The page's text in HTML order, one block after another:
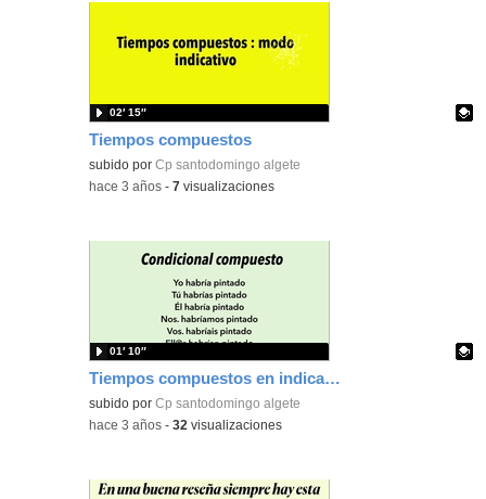
Tiempos compuestos
Contenido educativo.
subido porCp santodomingo algete
02′ 15″
-hace 3 años -7 visualizaciones
Tiempos compuestos en indicativo
Contenido educativo.
subido porCp santodomingo algete
01′ 10″
-hace 3 años -32 visualizaciones